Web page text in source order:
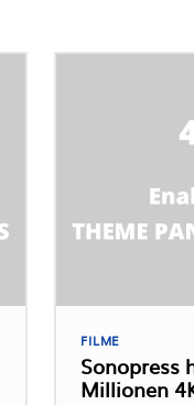
FILME
Sonopress
Millionen